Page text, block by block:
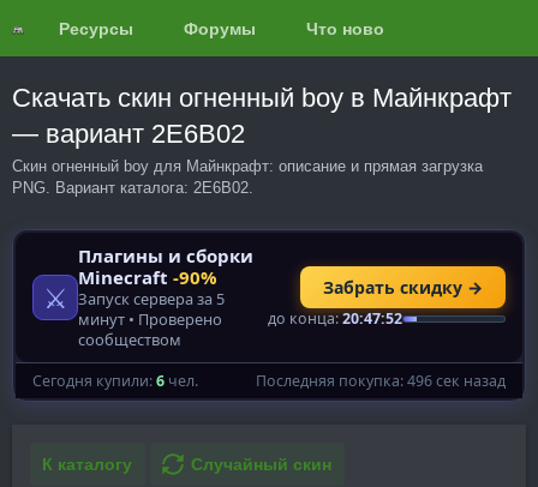
Ресурсы Форумы Что нового?
Скачать скин огненный boy в Майнкрафт
— вариант 2E6B02
Скин огненный boy для Майнкрафт: описание и прямая загрузка
PNG. Вариант каталога: 2E6B02.
К каталогу Случайный скин